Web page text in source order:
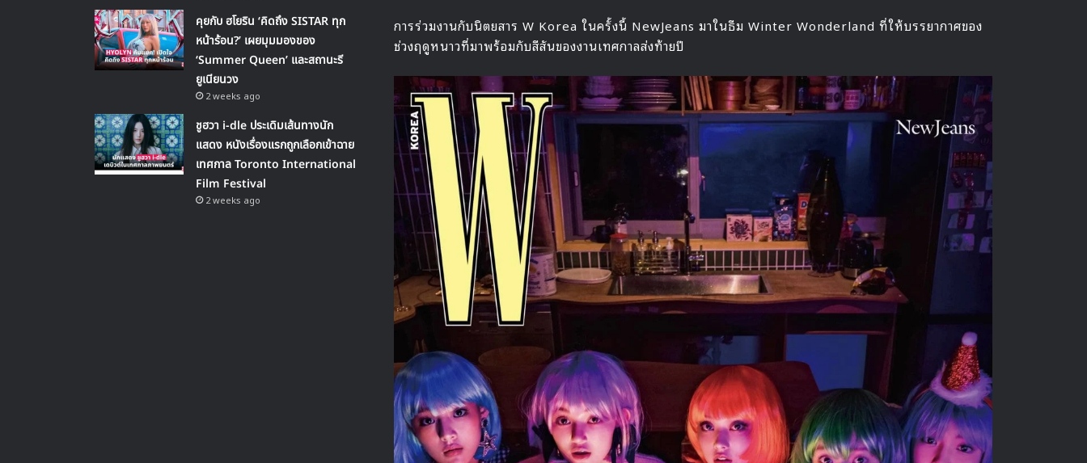
การร่วมงานกับนิตยสาร W Korea ในครั้งนี้ NewJeans มาในธีม Winter Wonderland ที่ให้บรรยากาศของ
ช่วงฤดูหนาวที่มาพร้อมกับสีสันของงานเทศกาลส่งท้ายปี
คุยกับ ฮโยริน ‘คิดถึง SISTAR ทุก
หน้าร้อน?’ เผยมุมมองของ
‘Summer Queen’ และสถานะรี
ยูเนียนวง
2 weeks ago
ชูฮวา i-dle ประเดิมเส้นทางนัก
แสดง หนังเรื่องแรกถูกเลือกเข้าฉาย
เทศกาล Toronto International
Film Festival
2 weeks ago